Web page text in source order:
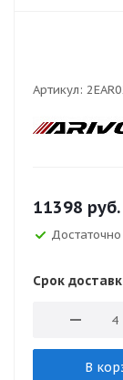
Артикул:
11398 руб.
Достаточно
Срок
В